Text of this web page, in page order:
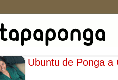
Ubuntu de Ponga